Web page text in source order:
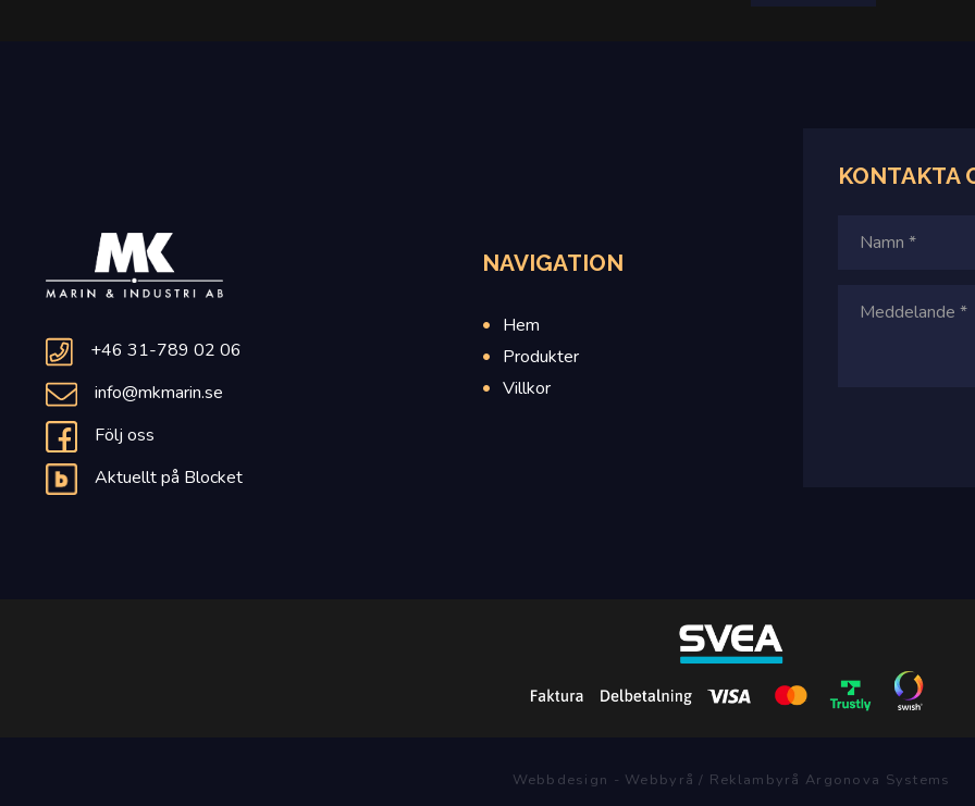
+46 31-789 02 06
info@mkmarin.se
Följ oss
Aktuellt på Blocket
NAVIGATION
Hem
Produkter
Villkor
KONTAKTA
Webbdesign - Webbyrå / Reklambyrå Argonova Systems